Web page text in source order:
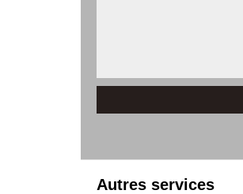
Autres services